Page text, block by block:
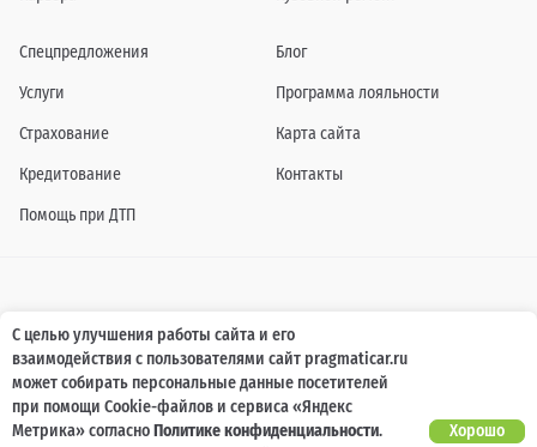
Спецпредложения
Услуги
Страхование
Кредитование
Помощь при ДТП
Блог
Программа лояльности
Карта сайта
Контакты
Информация о технических характеристиках, составе комплектаций, цветовой
гамме и стоимости автомобилей, а также действующих акциях, сроках и условиях
их проведения, указанных на сайте www.pragmaticar.ru, носит информационный
характер и ни при каких условиях не является публичной офертой,
определяемой положениями пунктом 2 статьи 437 Гражданского кодекса
Российской Федерации. Для получения подробной информации обращайтесь к
специалистам нашей компании.
С целью улучшения работы сайта и его
взаимодействия с пользователями сайт pragmaticar.ru
может собирать персональные данные посетителей
при помощи Cookie-файлов и сервиса «Яндекс
Метрика» согласноПолитике конфиденциальности.
Хорошо